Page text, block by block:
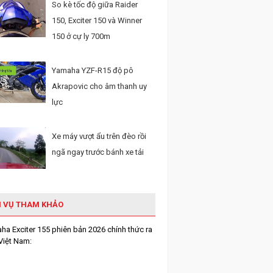
So kè tốc độ giữa Raider
150, Exciter 150 và Winner
150 ở cự ly 700m
Yamaha YZF-R15 độ pô
Akrapovic cho âm thanh uy
lực
Xe máy vượt ẩu trên đèo rồi
ngã ngay trước bánh xe tải
VỤ THAM KHẢO